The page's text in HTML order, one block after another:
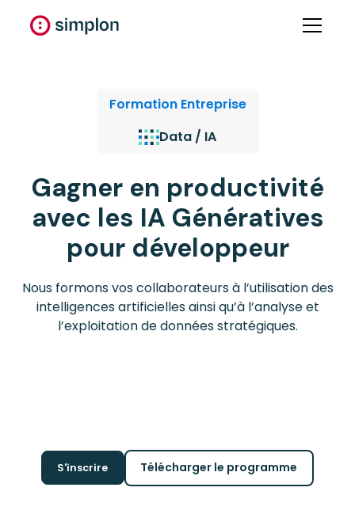
Formation Entreprise
Data / IA
Gagner en productivité
avec les IA Génératives
pour développeur
Nous formons vos collaborateurs à l’utilisation des
intelligences artificielles ainsi qu’à l’analyse et
l’exploitation de données stratégiques.
S'inscrire Télécharger le programme